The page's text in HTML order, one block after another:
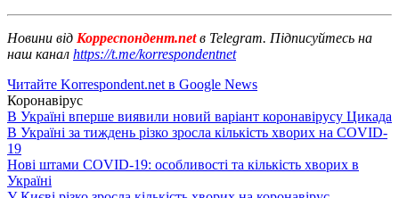
Новини від Корреспондент.netв Telegram. Підписуйтесь на
наш канал https://t.me/korrespondentnet
Читайте Korrespondent.net в Google News
Коронавірус
В Україні вперше виявили новий варіант коронавірусу Цикада
В Україні за тиждень різко зросла кількість хворих на COVID-
19
Нові штами COVID-19: особливості та кількість хворих в
Україні